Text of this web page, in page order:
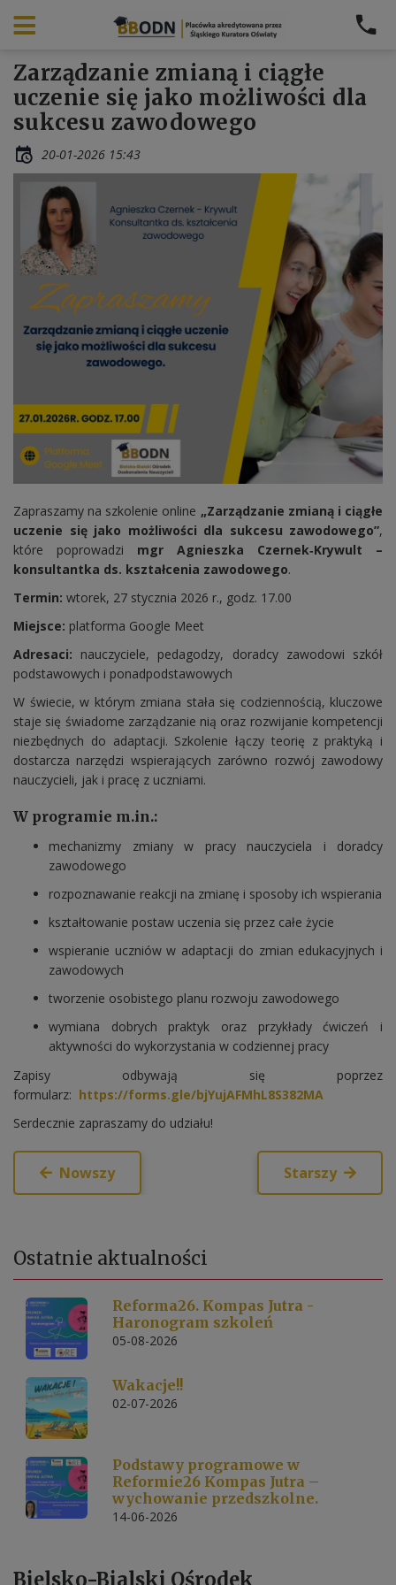
Zarządzanie zmianą i ciągłe
uczenie się jako możliwości dla
sukcesu zawodowego
20-01-2026 15:43
Zapraszamy na szkolenie online „Zarządzanie zmianą i ciągłe
uczenie się jako możliwości dla sukcesu zawodowego”,
które poprowadzi mgr Agnieszka Czernek‑Krywult –
konsultantka ds. kształcenia zawodowego.
Termin: wtorek, 27 stycznia 2026 r., godz. 17.00
Miejsce: platforma Google Meet
Adresaci: nauczyciele, pedagodzy, doradcy zawodowi szkół
podstawowych i ponadpodstawowych
W świecie, w którym zmiana stała się codziennością, kluczowe
staje się świadome zarządzanie nią oraz rozwijanie kompetencji
niezbędnych do adaptacji. Szkolenie łączy teorię z praktyką i
dostarcza narzędzi wspierających zarówno rozwój zawodowy
nauczycieli, jak i pracę z uczniami.
W programie m.in.:
mechanizmy zmiany w pracy nauczyciela i doradcy
zawodowego
rozpoznawanie reakcji na zmianę i sposoby ich wspierania
kształtowanie postaw uczenia się przez całe życie
wspieranie uczniów w adaptacji do zmian edukacyjnych i
zawodowych
tworzenie osobistego planu rozwoju zawodowego
wymiana dobrych praktyk oraz przykłady ćwiczeń i
aktywności do wykorzystania w codziennej pracy
Zapisy odbywają się poprzez
formularz: https://forms.gle/bjYujAFMhL8S382MA
Serdecznie zapraszamy do udziału!
Nowszy Starszy
Ostatnie aktualności
Reforma26. Kompas Jutra -
Haronogram szkoleń
05-08-2026
Wakacje!!
02-07-2026
Podstawy programowe w
Reformie26 Kompas Jutra –
wychowanie przedszkolne.
14-06-2026
Bielsko-Bialski Ośrodek